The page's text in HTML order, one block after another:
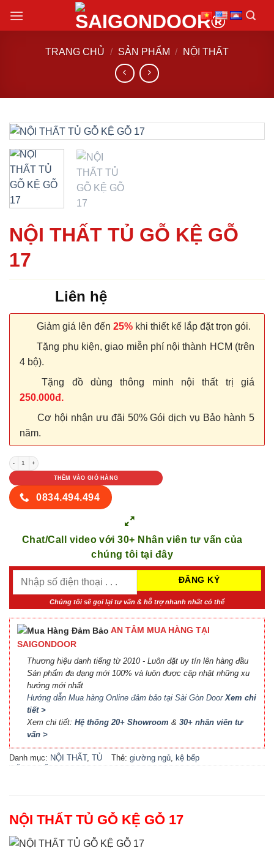
đến
TRANG CHỦ / SẢN PHẨM / NỘI THẤT
NỘI THẤT TỦ GỖ KỆ GỖ
17
Liên hệ
Giảm giá lên đến 25% khi thiết kế lắp đặt trọn gói.
Tặng phụ kiện, giao miễn phí nội thành HCM (trên
4 bộ).
Tặng đồ dùng thông minh nội thất trị giá
250.000đ.
Cơ hội nhận ưu đãi 50% Gói dịch vụ Bảo hành 5
năm.
NỘI THẤT TỦ GỖ KỆ GỖ 17 số lượng
THÊM VÀO GIỎ HÀNG
0834.494.494
Chat/Call video với 30+ Nhân viên tư vấn của
chúng tôi tại đây
Chúng tôi sẽ gọi lại tư vấn & hỗ trợ nhanh nhất có thể
AN TÂM MUA HÀNG TẠI
SAIGONDOOR
Thương hiệu danh tiếng từ 2010 - Luôn đặt uy tín lên hàng đầu
Sản phẩm đa dạng mới 100% và luôn được cập nhật những xu
hướng mới nhất
Hướng dẫn Mua hàng Online đảm bảo tại Sài Gòn DoorXem chi
tiết >
Xem chi tiết: Hệ thống 20+ Showroom & 30+ nhân viên tư
vấn >
Danh mục: NỘI THẤT, TỦ
Thẻ:giường ngủ, kệ bếp
bếp,tủ bếp đẹp ,tủ gỗ
tivi
NỘI THẤT TỦ GỖ KỆ GỖ 17